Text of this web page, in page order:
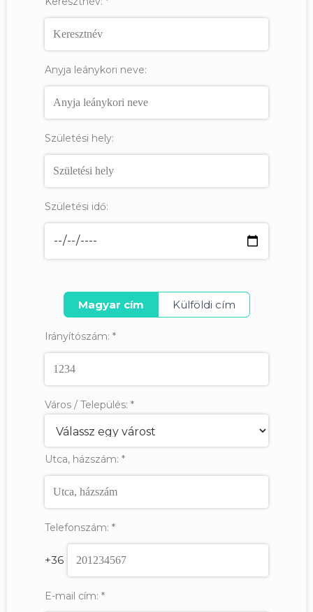
Anyja leánykori neve:
Születési hely:
Születési idő:
Magyar cím Külföldi cím
Irányítószám: *
Város / Település: *
Utca, házszám: *
Telefonszám: *
+36
E-mail cím: *